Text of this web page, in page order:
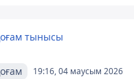
тынысы
19:16, 04 маусым 2026